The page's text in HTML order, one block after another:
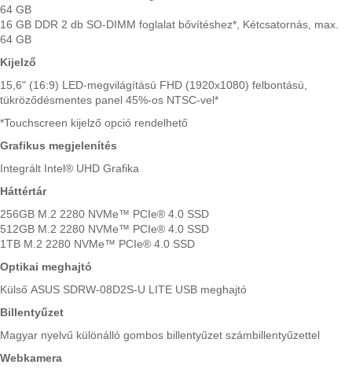
64 GB
16 GB DDR 2 db SO-DIMM foglalat bővítéshez*, Kétcsatornás, max.
64 GB
Kijelző
15,6" (16:9) LED-megvilágítású FHD (1920x1080) felbontású,
tükröződésmentes panel 45%-os NTSC-vel*
*Touchscreen kijelző opció rendelhető
Grafikus megjelenítés
Integrált Intel® UHD Grafika
Háttértár
256GB M.2 2280 NVMe™ PCIe® 4.0 SSD
512GB M.2 2280 NVMe™ PCIe® 4.0 SSD
1TB M.2 2280 NVMe™ PCIe® 4.0 SSD
Optikai meghajtó
Külső ASUS SDRW-08D2S-U LITE USB meghajtó
Billentyűzet
Magyar nyelvű különálló gombos billentyűzet számbillentyűzettel
Webkamera